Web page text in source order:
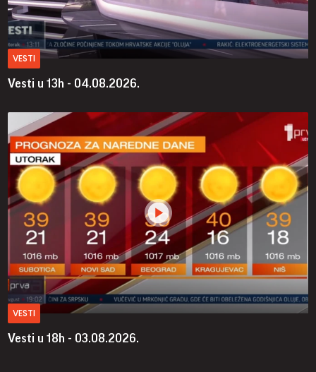
VESTI
Vesti u 13h - 04.08.2026.
VESTI
Vesti u 18h - 03.08.2026.